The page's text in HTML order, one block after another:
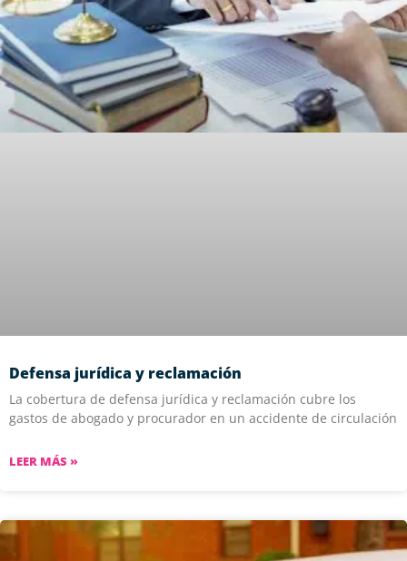
Defensa jurídica y reclamación
La cobertura de defensa jurídica y reclamación cubre los
gastos de abogado y procurador en un accidente de circulación
LEER MÁS »